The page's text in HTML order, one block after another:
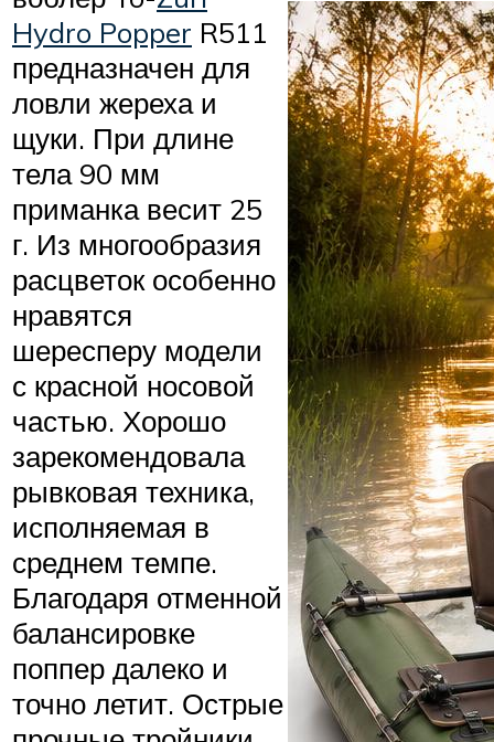
Hydro Popper R511
предназначен для
ловли жереха и
щуки. При длине
тела 90 мм
приманка весит 25
г. Из многообразия
расцветок особенно
нравятся
шересперу модели
с красной носовой
частью. Хорошо
зарекомендовала
рывковая техника,
исполняемая в
среднем темпе.
Благодаря отменной
балансировке
поппер далеко и
точно летит. Острые